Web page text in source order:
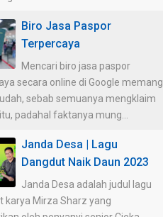
Biro Jasa Paspor
Terpercaya
Mencari biro jasa paspor
secara online di Google memang
sebab semuanya mengklaim
padahal faktanya mung...
Janda Desa | Lagu
Dangdut Naik Daun 2023
Janda Desa adalah judul lagu
karya Mirza Sharz yang